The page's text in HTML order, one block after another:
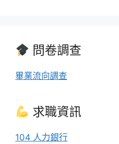
問卷調查
畢業流向調查
求職資訊
104 人力銀行